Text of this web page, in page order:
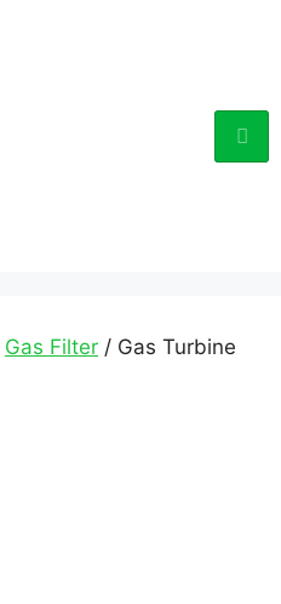
Gas Filter / Gas Turbine